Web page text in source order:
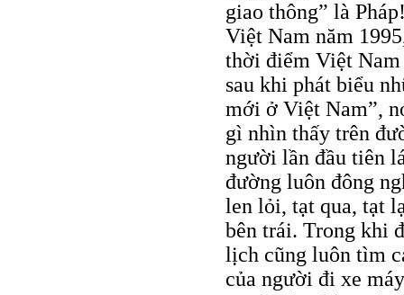
giao thông” là
Việt Nam năm
thời điểm Việt
sau khi phát biểu
mới ở Việt Nam”,
gì nhìn thấy trên
người lần đầu tiên
đường luôn đông
len lỏi, tạt qua, tạt
bên trái. Trong khi
lịch cũng luôn tìm
của người đi xe